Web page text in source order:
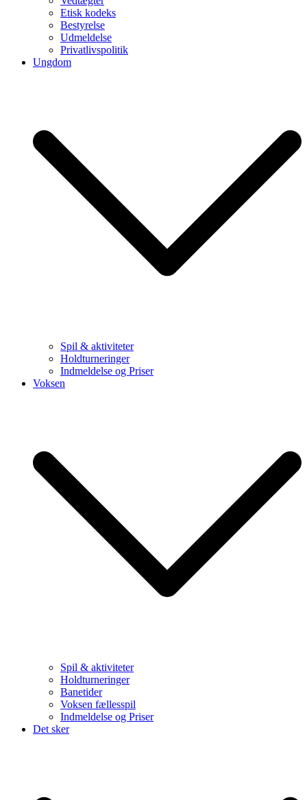
Etisk kodeks
Bestyrelse
Udmeldelse
Privatlivspolitik
Ungdom
Spil & aktiviteter
Holdturneringer
Indmeldelse og Priser
Voksen
Spil & aktiviteter
Holdturneringer
Banetider
Voksen fællesspil
Indmeldelse og Priser
Det sker